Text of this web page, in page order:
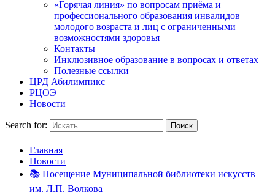
«Горячая линия» по вопросам приёма и
профессионального образования инвалидов
молодого возраста и лиц с ограниченными
возможностями здоровья
Контакты
Инклюзивное образование в вопросах и ответах
Полезные ссылки
ЦРД Абилимпикс
РЦОЭ
Новости
Search for:
Главная
Новости
📚 Посещение Муниципальной библиотеки искусств
им. Л.П. Волкова